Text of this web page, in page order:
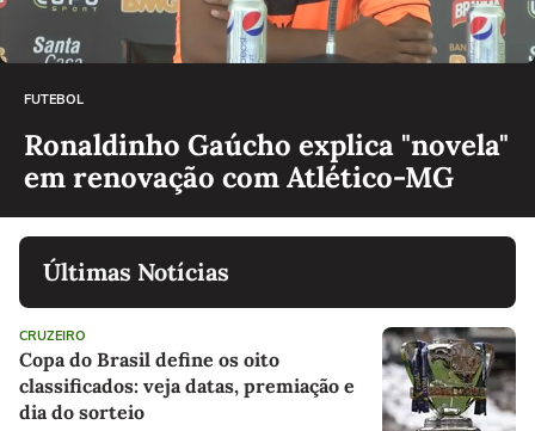
FUTEBOL
Ronaldinho Gaúcho explica "novela"
em renovação com Atlético-MG
Últimas Notícias
CRUZEIRO
Copa do Brasil define os oito
classificados: veja datas, premiação e
dia do sorteio